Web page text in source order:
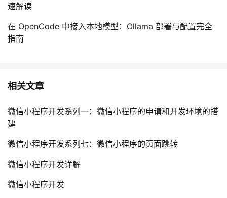
速解读
在 OpenCode 中接入本地模型：Ollama 部署与配置完全
指南
相关文章
微信小程序开发系列一：微信小程序的申请和开发环境的搭
建
微信小程序开发系列七：微信小程序的页面跳转
微信小程序开发详解
微信小程序开发